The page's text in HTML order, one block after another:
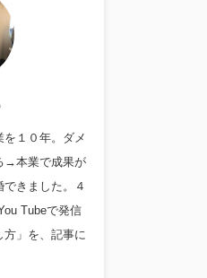
１０年。ダメ
→本業で成果が
きました。４
Tubeで発信
方」を、記事に